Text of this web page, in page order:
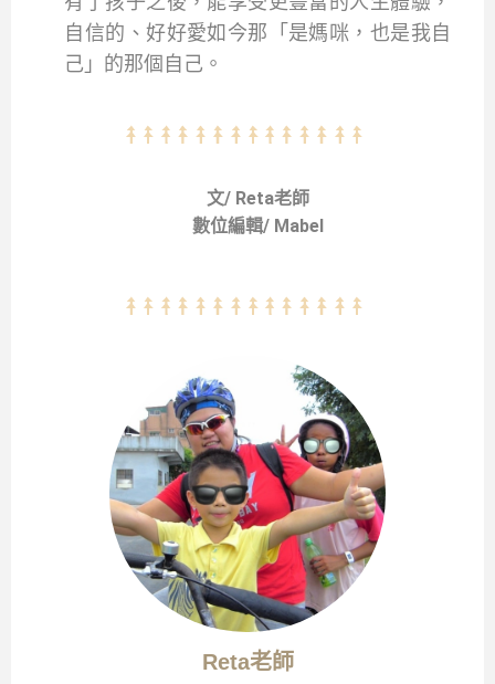
自信的、好好愛如今那「是媽咪，也是我自
己」的那個自己。
文/ Reta老師
數位編輯/ Mabel
Reta老師